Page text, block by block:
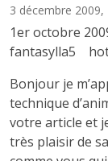
3 décembre 2009,
1er octobre
fantasylla5
Bonjour je
technique
votre article et
très plaisir de